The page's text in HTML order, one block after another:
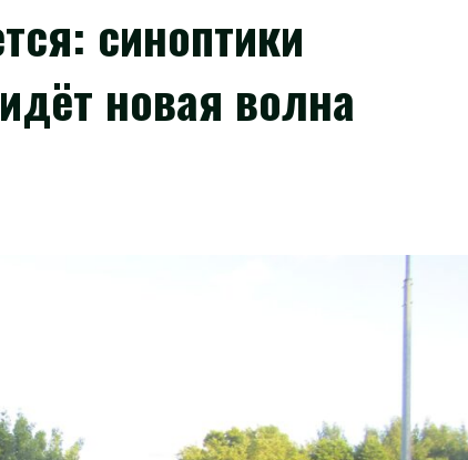
синоптики
новая волна